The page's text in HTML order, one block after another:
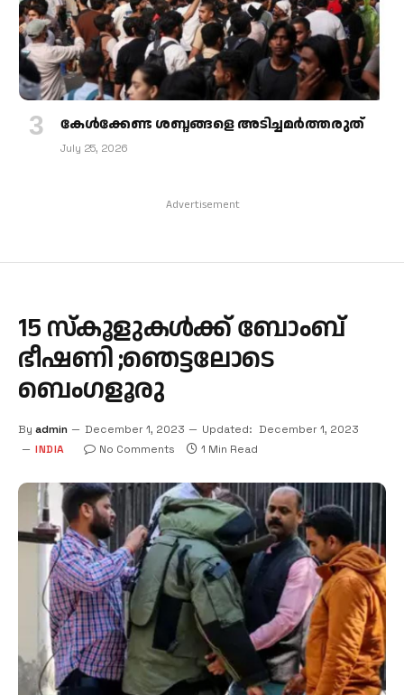
കേള്‍ക്കേണ്ട ശബ്ദങ്ങളെ അടിച്ചമര്‍ത്തരുത്
July 25, 2026
Advertisement
15 സ്കൂളുകൾക്ക് ബോംബ്
ഭീഷണി ;ഞെട്ടലോടെ
ബെംഗളൂരു
By admin December 1, 2023 Updated: December 1, 2023
INDIA
No Comments 1 Min Read